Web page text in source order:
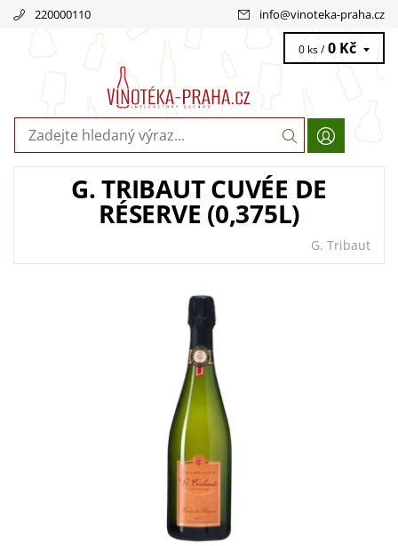
220000110 info@vinoteka-praha.cz
0 ks / 0 Kč
G. TRIBAUT CUVÉE DE
RÉSERVE (0,375L)
G. Tribaut